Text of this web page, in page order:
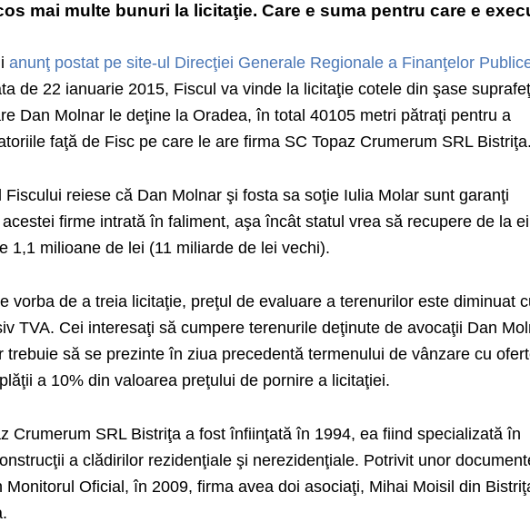
mai multe bunuri la licitaţie. Care e suma pentru care e
anunţ postat pe site-ul Direcţiei Generale Regionale a Finanţelor
de 22 ianuarie 2015, Fiscul va vinde la licitaţie cotele din şase
Dan Molnar le deţine la Oradea, în total 40105 metri pătraţi pentru a
faţă de Fisc pe care le are firma SC Topaz Crumerum SRL Bistriţa.
Fiscului reiese că Dan Molnar şi fosta sa soţie Iulia Molar sunt garanţi
firme intrată în faliment, aşa încât statul vrea să recupere de la
1,1 milioane de lei (11 miliarde de lei vechi).
vorba de a treia licitaţie, preţul de evaluare a terenurilor este diminuat
TVA. Cei interesaţi să cumpere terenurile deţinute de avocaţii Dan
trebuie să se prezinte în ziua precedentă termenului de vânzare cu
a 10% din valoarea preţului de pornire a licitaţiei.
Crumerum SRL Bistriţa a fost înfiinţată în 1994, ea fiind specializată în
a clădirilor rezidenţiale şi nerezidenţiale. Potrivit unor
Monitorul Oficial, în 2009, firma avea doi asociaţi, Mihai Moisil din